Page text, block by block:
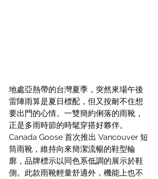
地處亞熱帶的台灣夏季，突然來場午後
雷陣雨算是夏日標配，但又按耐不住想
要出門的心情。一雙簡約俐落的雨靴，
正是多雨時節的時髦穿搭好夥伴。
Canada Goose 首次推出 Vancouver 短
筒雨靴，維持向來簡潔流暢的鞋型輪
廓，品牌標示以同色系低調的展示於鞋
側。此款雨靴輕量舒適外，機能上也不